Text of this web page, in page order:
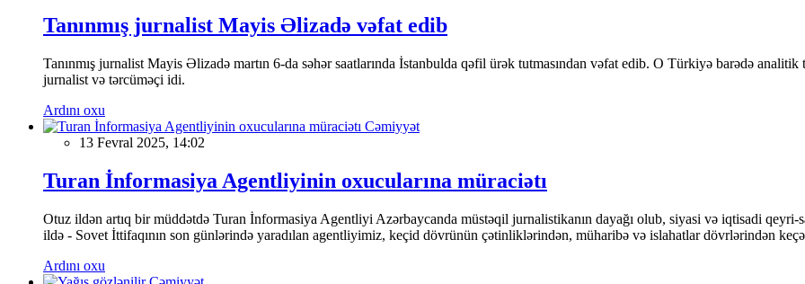
Tanınmış jurnalist Mayis Əlizadə vəfat edib
Tanınmış jurnalist Mayis Əlizadə martın 6-da səhər saatlarında İstanbulda qəfil ürək tutmasından vəfat edib. O Türkiyə barədə
jurnalist və tərcüməçi idi.
Ardını oxu
Cəmiyyət
13 Fevral 2025, 14:02
Turan İnformasiya Agentliyinin oxucularına müraciətı
Otuz ildən artıq bir müddətdə Turan İnformasiya Agentliyi Azərbaycanda müstəqil jurnalistikanın dayağı olub, siyasi və iqtisadi
ildə - Sovet İttifaqının son günlərində yaradılan agentliyimiz, keçid dövrünün çətinliklərindən, müharibə və islahatlar dövrlərindən
Ardını oxu